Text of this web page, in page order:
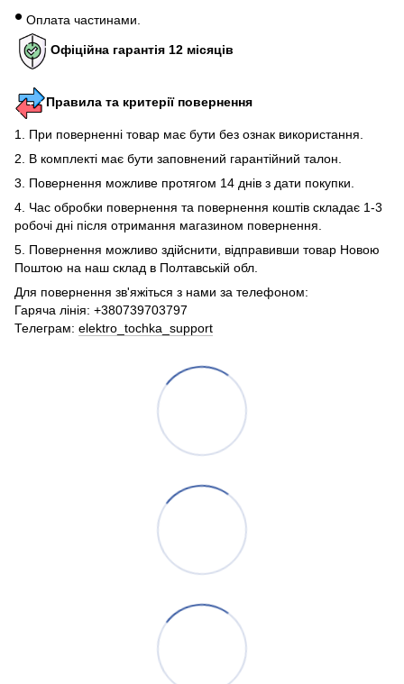
• Оплата частинами.
Офіційна гарантія 12 місяців
Правила та критерії повернення
1. При поверненні товар має бути без ознак використання.
2. В комплекті має бути заповнений гарантійний талон.
3. Повернення можливе протягом 14 днів з дати покупки.
4. Час обробки повернення та повернення коштів складає 1-3
робочі дні після отримання магазином повернення.
5. Повернення можливо здійснити, відправивши товар Новою
Поштою на наш склад в Полтавській обл.
Для повернення зв'яжіться з нами за телефоном:
Гаряча лінія: +380739703797
Телеграм: elektro_tochka_support